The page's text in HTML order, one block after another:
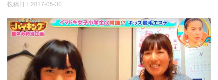
投稿日： 2017-05-30